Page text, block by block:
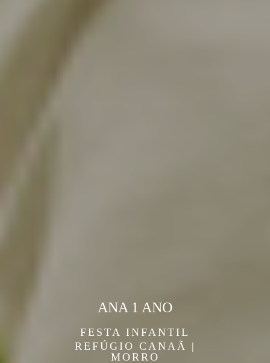
FESTA INFANTIL
REFÚGIO CANAÃ |
MORRO
ANA 1 ANO